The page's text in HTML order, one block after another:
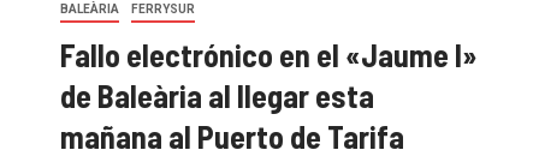
BALEÀRIA FERRYSUR
Fallo electrónico en el «Jaume I»
de Baleària al llegar esta
mañana al Puerto de Tarifa